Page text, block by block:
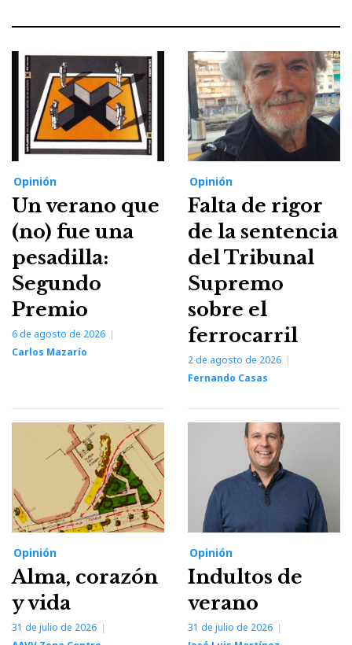
Opinión
Un verano que
(no) fue una
pesadilla:
Segundo
Premio
6 de agosto de 2026
Carlos Mazarío
Opinión
Falta de rigor
de la sentencia
del Tribunal
Supremo
sobre el
ferrocarril
2 de agosto de 2026
Fernando Casas
Opinión
Alma, corazón
y vida
31 de julio de 2026
Opinión
Indultos de
verano
31 de julio de 2026